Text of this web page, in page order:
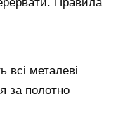
всі металеві
за полотно